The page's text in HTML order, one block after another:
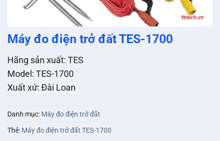
Máy đo điện trở đất TES-1700
Hãng sản xuất: TES
Model: TES-1700
Xuất xứ: Ðài Loan
Danh mục: Máy đo điện trở đất
Thẻ: Máy đo điện trở đất TES-1700